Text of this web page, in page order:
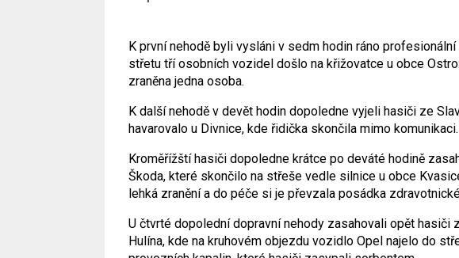
K první nehodě byli vysláni v sedm hodin ráno
střetu tří osobních vozidel došlo na křižovatce u obce
zraněna jedna osoba.
K další nehodě v devět hodin dopoledne vyjeli hasiči ze
havarovalo u Divnice, kde řidička skončila mimo
Kroměřížští hasiči dopoledne krátce po deváté hodině
Škoda, které skončilo na střeše vedle silnice u obce
lehká zranění a do péče si je převzala posádka
U čtvrté dopolední dopravní nehody zasahovali opět hasiči
Hulína, kde na kruhovém objezdu vozidlo Opel najelo do